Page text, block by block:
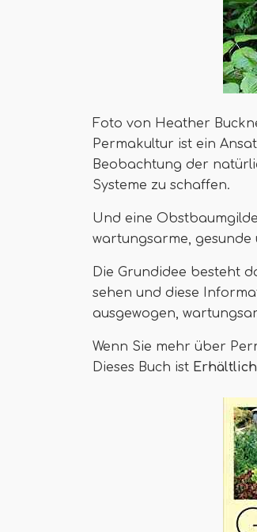
Foto von Heather
Permakultur ist ein
Beobachtung der
Systeme zu schaffen.
Und eine
wartungsarme,
Die Grundidee besteht
sehen und diese
ausgewogen,
Wenn Sie mehr über
Dieses Buch ist